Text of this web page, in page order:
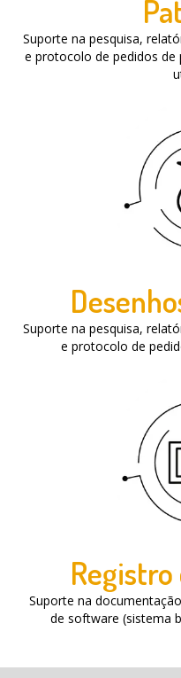
Suporte na pesquisa,
e protocolo de pedidos de
Suporte na pesquisa,
e protocolo de
Suporte na
de software (sistema